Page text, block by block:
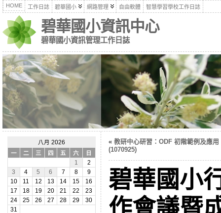
HOME 工作日誌 碧華國小 網路管理 自由軟體 智慧學習學校工作日誌
碧華國小資訊中心
碧華國小資訊管理工作日誌
八月 2026
一
二 三 四 五 六
日
1
2
3
4 5 6 7 8
9
10
11 12 13 14 15
16
17
18 19 20 21 22
23
24
25 26 27 28 29
30
31
« 教研中心研習：ODF 初階範例及應用
(1070925)
碧華國小